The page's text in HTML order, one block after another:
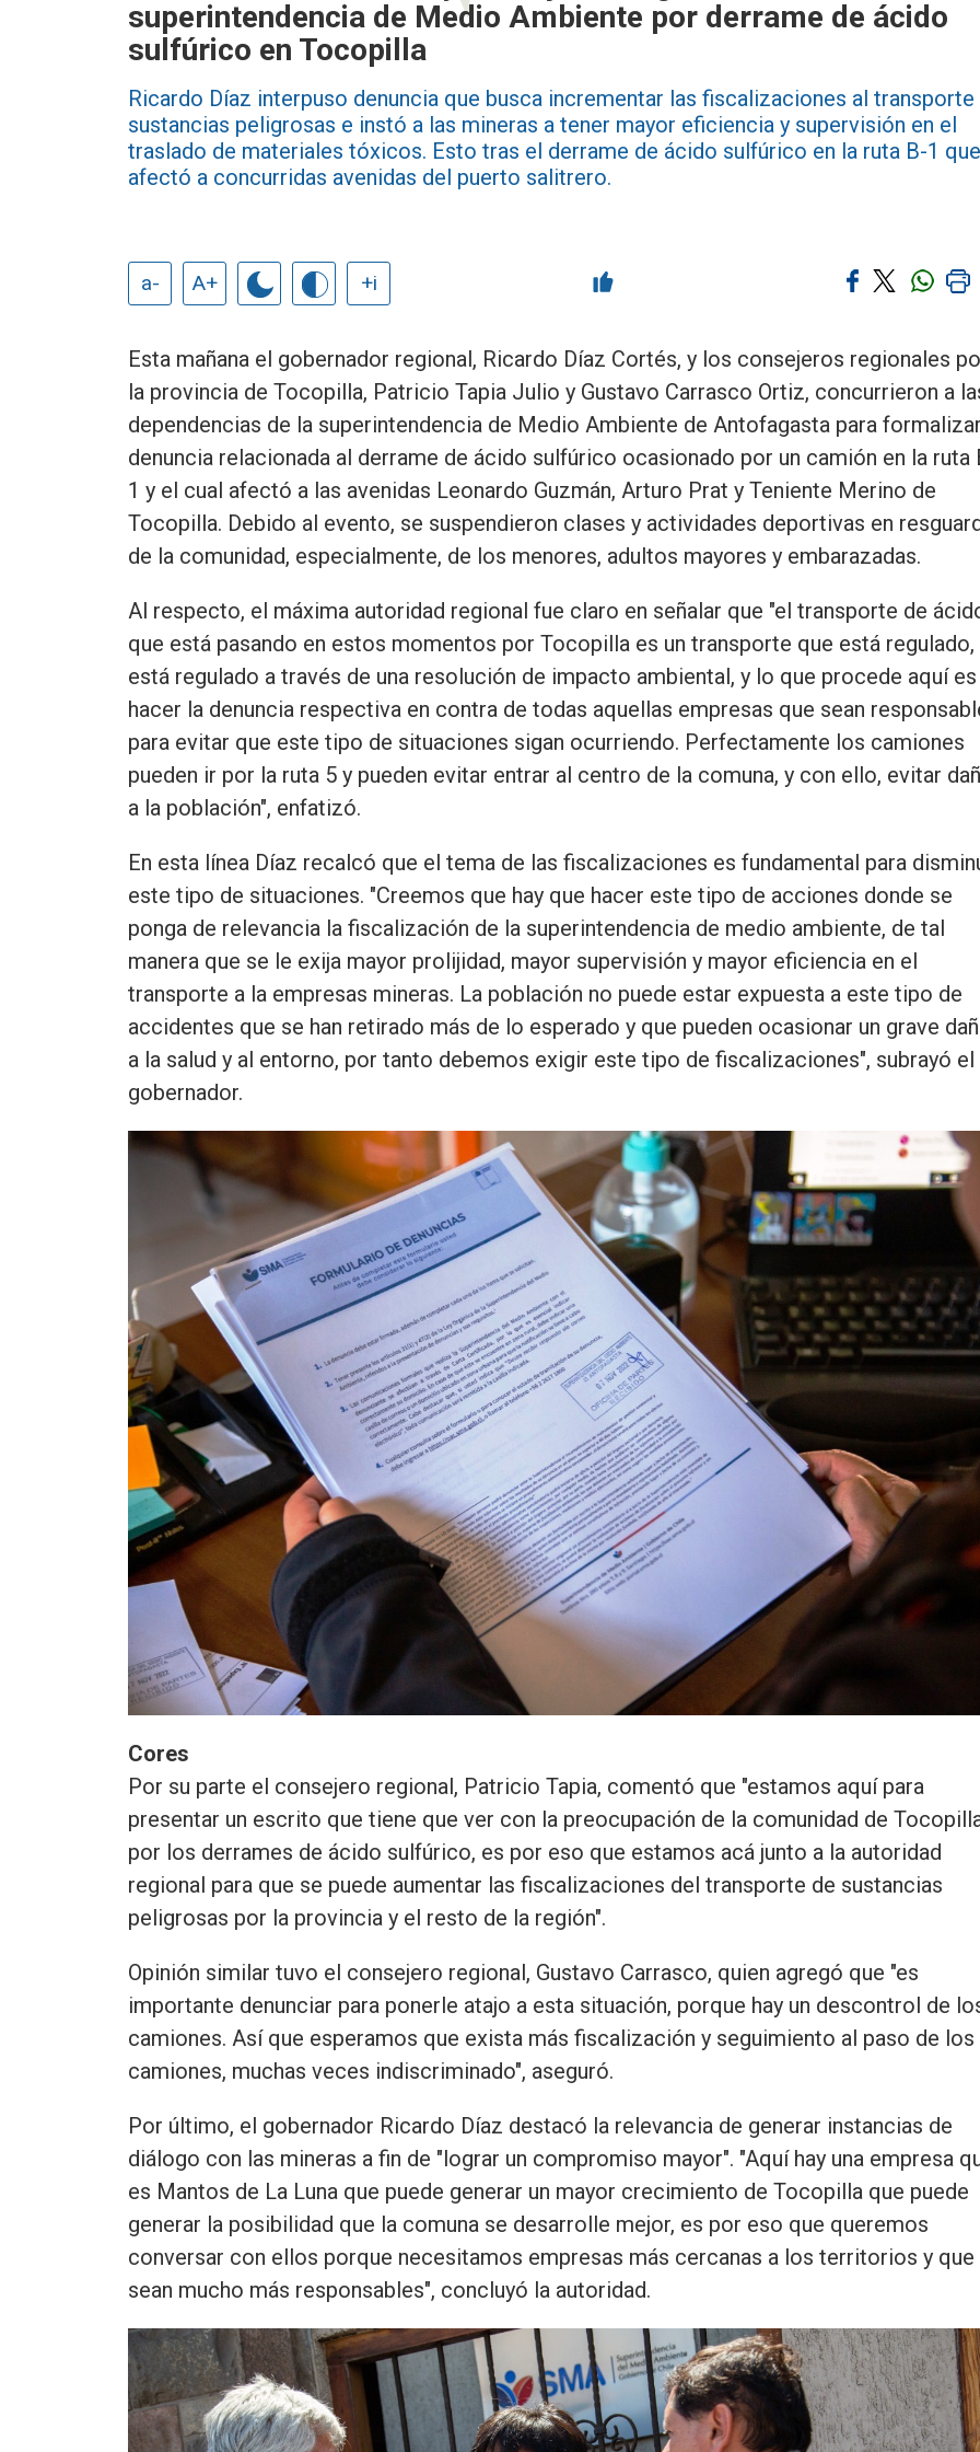
superintendencia de Medio Ambiente por derrame de ácido
sulfúrico en Tocopilla
Ricardo Díaz interpuso denuncia que busca incrementar las fiscalizaciones al transporte
sustancias peligrosas e instó a las mineras a tener mayor eficiencia y supervisión en el
traslado de materiales tóxicos. Esto tras el derrame de ácido sulfúrico en la ruta B-1 que
afectó a concurridas avenidas del puerto salitrero.
a- A+ +i
Esta mañana el gobernador regional, Ricardo Díaz Cortés, y los consejeros regionales
la provincia de Tocopilla, Patricio Tapia Julio y Gustavo Carrasco Ortiz, concurrieron a
dependencias de la superintendencia de Medio Ambiente de Antofagasta para
denuncia relacionada al derrame de ácido sulfúrico ocasionado por un camión en la ruta
1 y el cual afectó a las avenidas Leonardo Guzmán, Arturo Prat y Teniente Merino de
Tocopilla. Debido al evento, se suspendieron clases y actividades deportivas en
de la comunidad, especialmente, de los menores, adultos mayores y embarazadas.
Al respecto, el máxima autoridad regional fue claro en señalar que "el transporte de
que está pasando en estos momentos por Tocopilla es un transporte que está regulado,
está regulado a través de una resolución de impacto ambiental, y lo que procede aquí es
hacer la denuncia respectiva en contra de todas aquellas empresas que sean
para evitar que este tipo de situaciones sigan ocurriendo. Perfectamente los camiones
pueden ir por la ruta 5 y pueden evitar entrar al centro de la comuna, y con ello, evitar
a la población", enfatizó.
En esta línea Díaz recalcó que el tema de las fiscalizaciones es fundamental para
este tipo de situaciones. "Creemos que hay que hacer este tipo de acciones donde se
ponga de relevancia la fiscalización de la superintendencia de medio ambiente, de tal
manera que se le exija mayor prolijidad, mayor supervisión y mayor eficiencia en el
transporte a la empresas mineras. La población no puede estar expuesta a este tipo de
accidentes que se han retirado más de lo esperado y que pueden ocasionar un grave
a la salud y al entorno, por tanto debemos exigir este tipo de fiscalizaciones", subrayó el
gobernador.
Cores
Por su parte el consejero regional, Patricio Tapia, comentó que "estamos aquí para
presentar un escrito que tiene que ver con la preocupación de la comunidad de
por los derrames de ácido sulfúrico, es por eso que estamos acá junto a la autoridad
regional para que se puede aumentar las fiscalizaciones del transporte de sustancias
peligrosas por la provincia y el resto de la región".
Opinión similar tuvo el consejero regional, Gustavo Carrasco, quien agregó que "es
importante denunciar para ponerle atajo a esta situación, porque hay un descontrol de
camiones. Así que esperamos que exista más fiscalización y seguimiento al paso de los
camiones, muchas veces indiscriminado", aseguró.
Por último, el gobernador Ricardo Díaz destacó la relevancia de generar instancias de
diálogo con las mineras a fin de "lograr un compromiso mayor". "Aquí hay una empresa
es Mantos de La Luna que puede generar un mayor crecimiento de Tocopilla que puede
generar la posibilidad que la comuna se desarrolle mejor, es por eso que queremos
conversar con ellos porque necesitamos empresas más cercanas a los territorios y que
sean mucho más responsables", concluyó la autoridad.